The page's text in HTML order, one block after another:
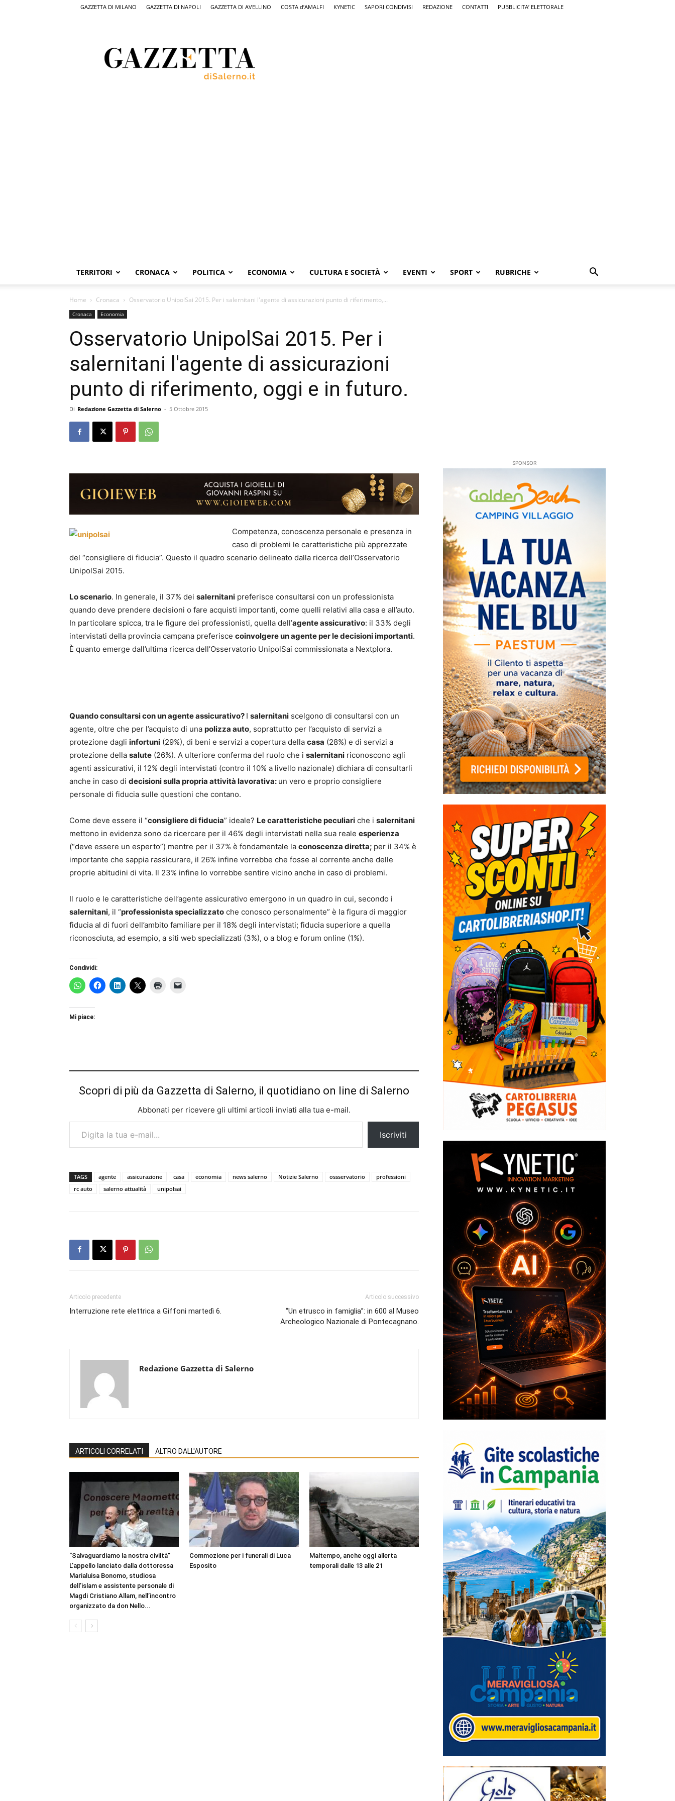
GAZZETTA DI MILANO GAZZETTA DI NAPOLI GAZZETTA DI AVELLINO COSTA d’AMALFI KYNETIC SAPORI CONDIVISI REDAZIONE CONTATTI PUBBLICITA’ ELETTORALE
Salerno,
il
quotidiano
TERRITORI CRONACA POLITICA ECONOMIA CULTURA E SOCIETÀ EVENTI SPORT RUBRICHE
Home Cronaca Osservatorio UnipolSai 2015. Per i salernitani l'agente di assicurazioni punto di riferimento,...
Cronaca Economia
Osservatorio UnipolSai 2015. Per i
salernitani l'agente di assicurazioni
punto di riferimento, oggi e in futuro.
Di Redazione Gazzetta di Salerno - 5 Ottobre 2015
Competenza, conoscenza personale e presenza in
caso di problemi le caratteristiche più apprezzate
del “consigliere di fiducia”. Questo il quadro scenario delineato dalla ricerca dell’Osservatorio
UnipolSai 2015.
Lo scenario. In generale, il 37% dei salernitani preferisce consultarsi con un professionista
quando deve prendere decisioni o fare acquisti importanti, come quelli relativi alla casa e all’auto.
In particolare spicca, tra le figure dei professionisti, quella dell’agente assicurativo: il 33% degli
intervistati della provincia campana preferisce coinvolgere un agente per le decisioni importanti.
È quanto emerge dall’ultima ricerca dell’Osservatorio UnipolSai commissionata a Nextplora.
Quando consultarsi con un agente assicurativo? I salernitani scelgono di consultarsi con un
agente, oltre che per l’acquisto di una polizza auto, soprattutto per l’acquisto di servizi a
protezione dagli infortuni (29%), di beni e servizi a copertura della casa (28%) e di servizi a
protezione della salute (26%). A ulteriore conferma del ruolo che i salernitani riconoscono agli
agenti assicurativi, il 12% degli intervistati (contro il 10% a livello nazionale) dichiara di consultarli
anche in caso di decisioni sulla propria attività lavorativa: un vero e proprio consigliere
personale di fiducia sulle questioni che contano.
Come deve essere il “consigliere di fiducia” ideale? Le caratteristiche peculiari che i salernitani
mettono in evidenza sono da ricercare per il 46% degli intervistati nella sua reale esperienza
(“deve essere un esperto”) mentre per il 37% è fondamentale la conoscenza diretta; per il 34% è
importante che sappia rassicurare, il 26% infine vorrebbe che fosse al corrente anche delle
proprie abitudini di vita. Il 23% infine lo vorrebbe sentire vicino anche in caso di problemi.
Il ruolo e le caratteristiche dell’agente assicurativo emergono in un quadro in cui, secondo i
salernitani, il “professionista specializzato che conosco personalmente” è la figura di maggior
fiducia al di fuori dell’ambito familiare per il 18% degli intervistati; fiducia superiore a quella
riconosciuta, ad esempio, a siti web specializzati (3%), o a blog e forum online (1%).
Condividi:
Mi piace:
Scopri di più da Gazzetta di Salerno, il quotidiano on line di Salerno
Abbonati per ricevere gli ultimi articoli inviati alla tua e-mail.
Digita la tua e-mail...
Iscriviti
TAGS agente assicurazione casa economia news salerno Notizie Salerno ossservatorio
professioni
rc auto
salerno attualità unipolsai
Articolo precedente
Interruzione rete elettrica a Giffoni martedì 6.
Articolo successivo
“Un etrusco in famiglia”: in 600 al Museo
Archeologico Nazionale di Pontecagnano.
Redazione Gazzetta di Salerno
ARTICOLI CORRELATI ALTRO DALL'AUTORE
“Salvaguardiamo la nostra civiltà”
L’appello lanciato dalla dottoressa
Marialuisa Bonomo, studiosa
dell’islam e assistente personale di
Magdi Cristiano Allam, nell’incontro
organizzato da don Nello...
Commozione per i funerali di Luca
Esposito
Maltempo, anche oggi allerta
temporali dalle 13 alle 21
SPONSOR